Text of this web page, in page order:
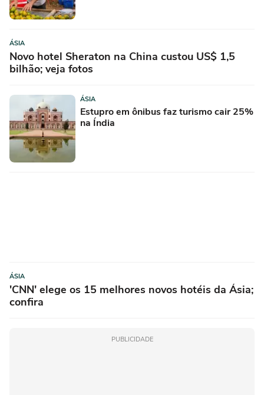
ÁSIA
Novo hotel Sheraton na China custou US$ 1,5
bilhão; veja fotos
ÁSIA
Estupro em ônibus faz turismo cair 25%
na Índia
ÁSIA
'CNN' elege os 15 melhores novos hotéis da Ásia;
confira
PUBLICIDADE